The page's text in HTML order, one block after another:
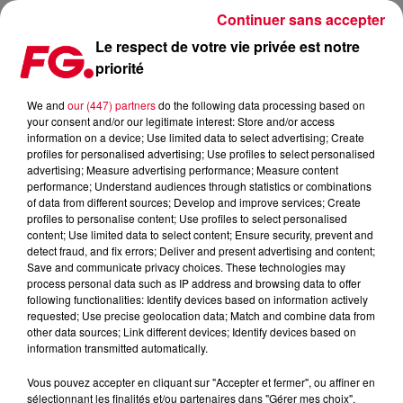
AVEC BODY, TOPIC JOUE TOUJOURS LA CARTE AFRO HOUSE
Publié : 10 septembre 2025 à 7h48 par
Antony HARARI
Le respect de votre vie privée est notre
priorité
We and our (447) partnersdo the following data processing based on
your consent and/or our legitimate interest: Store and/or access
information on a device; Use limited data to select advertising; Create
profiles for personalised advertising; Use profiles to select personalised
advertising; Measure advertising performance; Measure content
performance; Understand audiences through statistics or combinations
of data from different sources; Develop and improve services; Create
profiles to personalise content; Use profiles to select personalised
content; Use limited data to select content; Ensure security, prevent and
detect fraud, and fix errors; Deliver and present advertising and content;
Save and communicate privacy choices. These technologies may
process personal data such as IP address and browsing data to offer
following functionalities: Identify devices based on information actively
requested; Use precise geolocation data; Match and combine data from
other data sources; Link different devices; Identify devices based on
information transmitted automatically.
Vous pouvez accepter en cliquant sur "Accepter et fermer", ou affiner en
sélectionnant les finalités et/ou partenaires dans "Gérer mes choix".
Continuer sans accepter